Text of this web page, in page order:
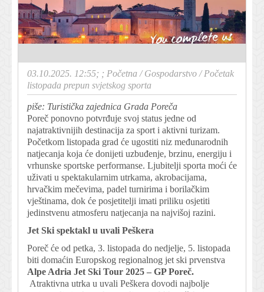
03.10.2025. 12:55; ; Početna /Gospodarstvo /Početak
listopada prepun svjetskog sporta
piše: Turistička zajednica Grada Poreča
Poreč ponovno potvrđuje svoj status jedne od
najatraktivnijih destinacija za sport i aktivni turizam.
Početkom listopada grad će ugostiti niz međunarodnih
natjecanja koja će donijeti uzbuđenje, brzinu, energiju i
vrhunske sportske performanse. Ljubitelji sporta moći će
uživati u spektakularnim utrkama, akrobacijama,
hrvačkim mečevima, padel turnirima i borilačkim
vještinama, dok će posjetitelji imati priliku osjetiti
jedinstvenu atmosferu natjecanja na najvišoj razini.
Jet Ski spektakl u uvali Peškera
Poreč će od petka, 3. listopada do nedjelje, 5. listopada
biti domaćin Europskog regionalnog jet ski prvenstva
Alpe Adria Jet Ski Tour 2025 – GP Poreč.
Atraktivna utrka u uvali Peškera dovodi najbolje